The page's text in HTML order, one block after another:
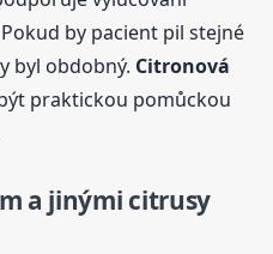
by pacient pil stejné
byl obdobný. Citronová
praktickou pomůckou
a jinými citrusy